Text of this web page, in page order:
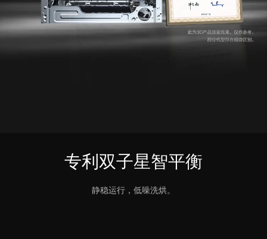
专利双子星智平衡
静稳运行，低噪洗烘。